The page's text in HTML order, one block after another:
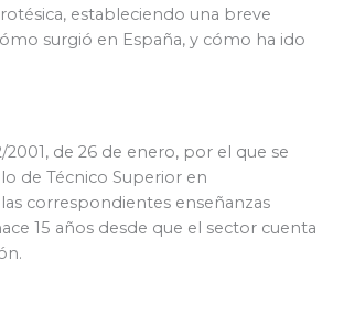
estableciendo una breve
surgió en España, y cómo ha ido
2001, de 26 de enero, por el que se
de Técnico Superior en
correspondientes enseñanzas
15 años desde que el sector cuenta